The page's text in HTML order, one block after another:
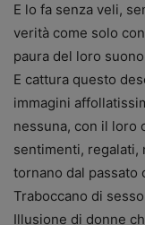
E lo fa senza veli,
verità come solo
paura del loro
E cattura questo
immagini
nessuna, con il loro
sentimenti, regalati,
tornano dal
Traboccano di
Illusione di donne